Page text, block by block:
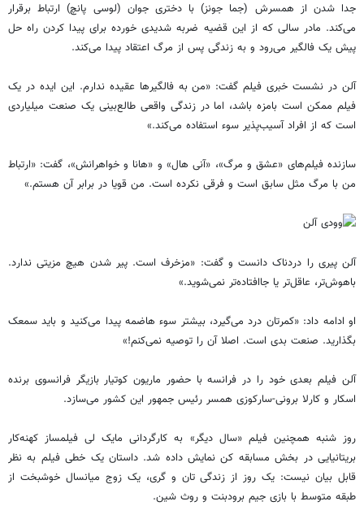
جدا شدن از همسرش (جما جونز) با دختری جوان (لوسی پانچ) ارتباط برقرار
می‌کند. مادر سالی که از این قضیه ضربه شدیدی خورده برای پیدا کردن راه حل
پیش یک فالگیر می‌رود و به زندگی پس از مرگ اعتقاد پیدا می‌کند.
آلن در نشست خبری فیلم گفت: «من به فالگیرها عقیده ندارم. این ایده در یک
فیلم ممکن است بامزه باشد، اما در زندگی واقعی طالع‌بینی یک صنعت میلیاردی
است که از افراد آسیب‌پذیر سوء استفاده می‌کند.»
سازنده فیلم‌های «عشق و مرگ»، «آنی هال» و «هانا و خواهرانش»، گفت: «ارتباط
من با مرگ مثل سابق است و فرقی نکرده است. من قویا در برابر آن هستم.»
آلن پیری را دردناک دانست و گفت: «مزخرف است. پیر شدن هیچ مزیتی ندارد.
باهوش‌تر، عاقل‌تر یا جاافتاده‌تر نمی‌شوید.»
او ادامه داد: «کمرتان درد می‌گیرد، بیشتر سوء هاضمه پیدا می‌کنید و باید سمعک
بگذارید. صنعت بدی است. اصلا آن را توصیه نمی‌کنم!»
آلن فیلم بعدی خود را در فرانسه با حضور ماریون کوتیار بازیگر فرانسوی برنده
اسکار و کارلا برونی-سارکوزی همسر رئیس جمهور این کشور می‌سازد.
روز شنبه همچنین فیلم «سال دیگر» به کارگردانی مایک لی فیلمساز کهنه‌کار
بریتانیایی در بخش مسابقه کن نمایش داده شد. داستان یک خطی فیلم به نظر
قابل بیان نیست: یک روز از زندگی تان و گری، یک زوج میانسال خوشبخت از
طبقه متوسط با بازی جیم برودبنت و روث شین.